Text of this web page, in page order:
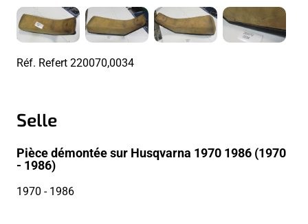
Réf. Refert220070,0034
Selle
Pièce démontée sur Husqvarna 1970 1986 (1970
- 1986)
1970 - 1986